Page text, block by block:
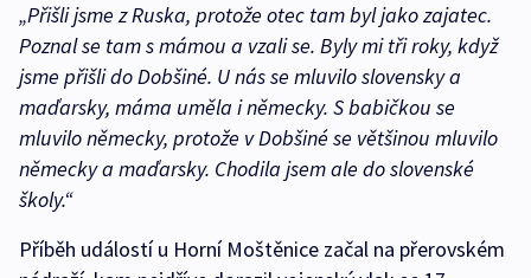
„Přišli jsme z Ruska, protože otec tam byl jako zajatec.
Poznal se tam s mámou a vzali se. Byly mi tři roky, když
jsme přišli do Dobšiné. U nás se mluvilo slovensky a
maďarsky, máma uměla i německy. S babičkou se
mluvilo německy, protože v Dobšiné se většinou mluvilo
německy a maďarsky. Chodila jsem ale do slovenské
školy.“
Příběh událostí u Horní Moštěnice začal na přerovském